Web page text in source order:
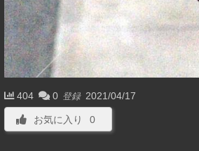
404 0 登録 2021/04/17
お気に入り 0